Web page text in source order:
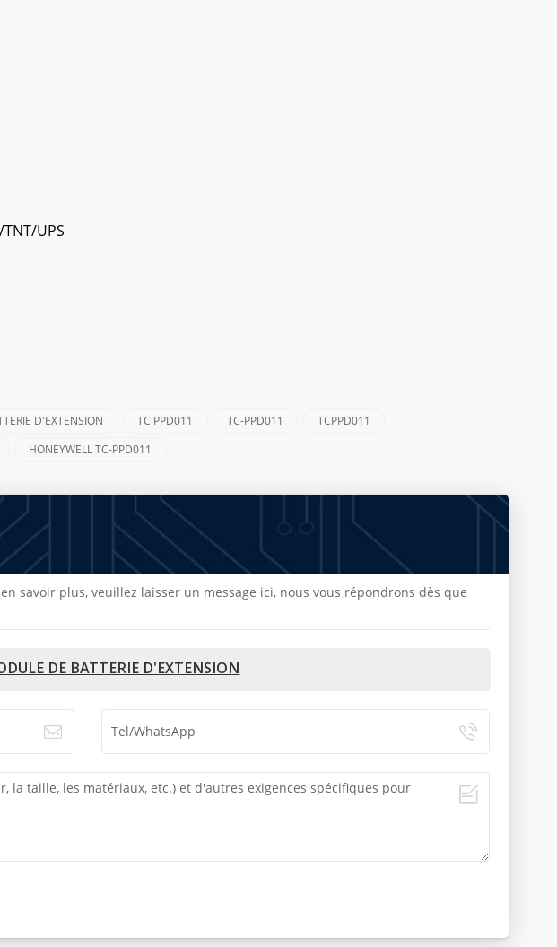
UPS
D'EXTENSION TC PPD011 TC-PPD011
TCPPD011
HONEYWELL TC-PPD011
savoir plus, veuillez laisser un message ici, nous vous répondrons dès que
DE BATTERIE D'EXTENSION